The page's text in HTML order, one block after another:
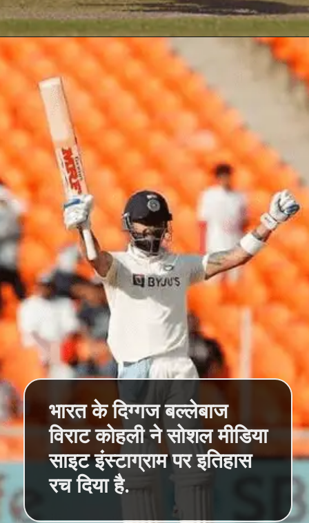
भारत के दिग्गज बल्लेबाज
विराट कोहली ने सोशल मीडिया
साइट इंस्टाग्राम पर इतिहास
रच दिया है.